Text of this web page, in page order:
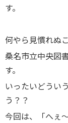
す。
何やら見慣れぬ
桑名市立中央図
す。
いったいどうい
う？？
今回は、「へぇ